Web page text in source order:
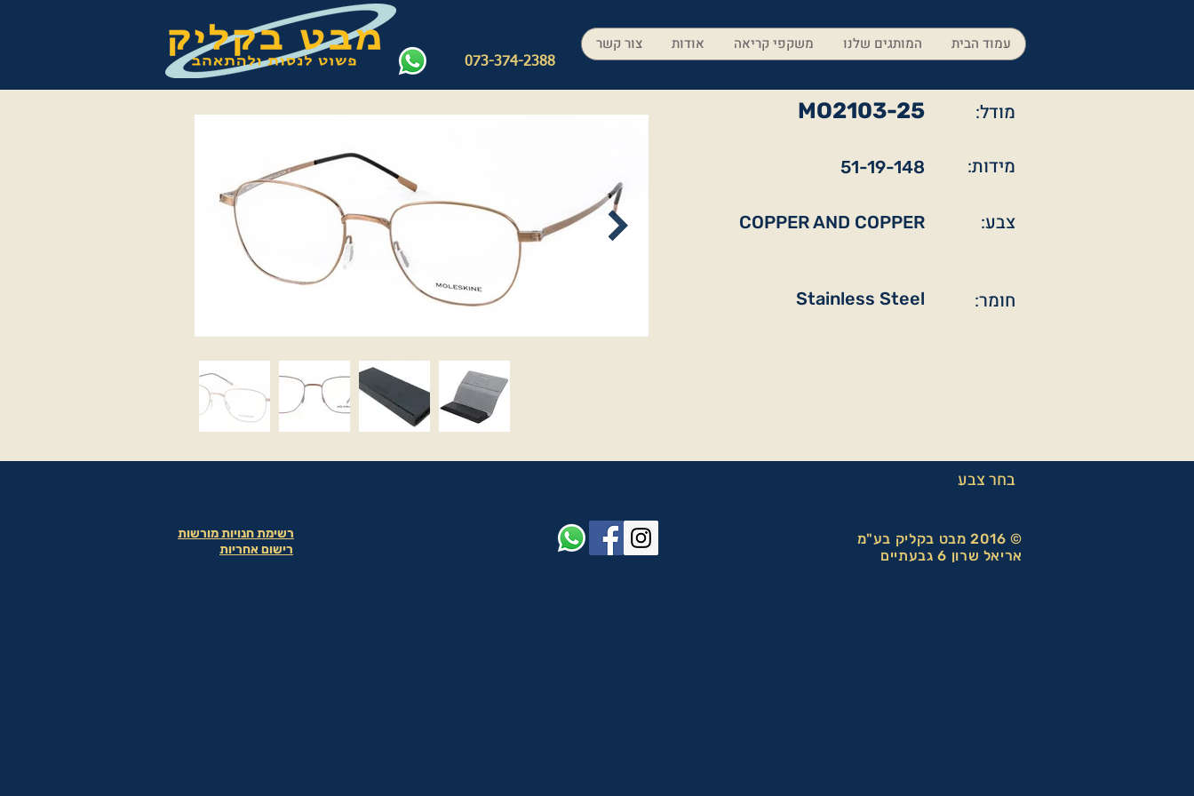
073-374-2388
עמוד הבית המותגים שלנו משקפי קריאה אודות צור קשר
MO2103-25 מודל:
51-19-148 מידות:
COPPER AND COPPER צבע:
Stainless Steel חומר:
בחר צבע
רשימת חנויות מורשות
רישום אחריות
© 2016 מבט בקליק בע"מ
אריאל שרון 6 גבעתיים